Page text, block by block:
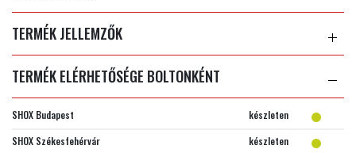
TERMÉK JELLEMZŐK
TERMÉK ELÉRHETŐSÉGE BOLTONKÉNT
SHOX Budapest
készleten
SHOX Székesfehérvár
készleten